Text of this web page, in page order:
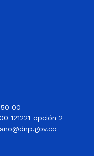
son los
de los
del Plan
00
121221 opción 2